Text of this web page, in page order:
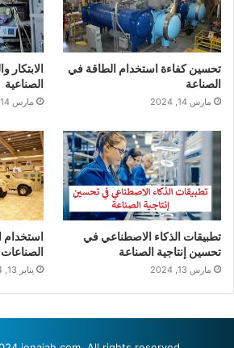
تحسين كفاءة استخدام الطاقة في
الصناعة
مارس 14, 2024
الصناعية
مارس 14, 2024
تطبيقات الذكاء الاصطناعي في
تحسين إنتاجية الصناعة
مارس 13, 2024
استخدام
يناير 13, 2024